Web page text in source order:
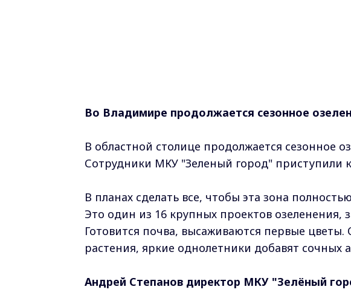
Во Владимире продолжается сезонное
В областной столице продолжается сезонное
Сотрудники МКУ "Зеленый город"
В планах сделать все, чтобы эта зона
Это один из 16 крупных проектов озеленения,
Готовится почва, высаживаются первые
растения, яркие однолетники добавят сочных
Андрей Степанов директор МКУ "Зелёный